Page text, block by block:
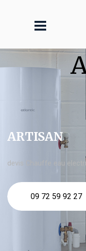
ARTISAN
devis Chauffe eau
09 72 59 92 27